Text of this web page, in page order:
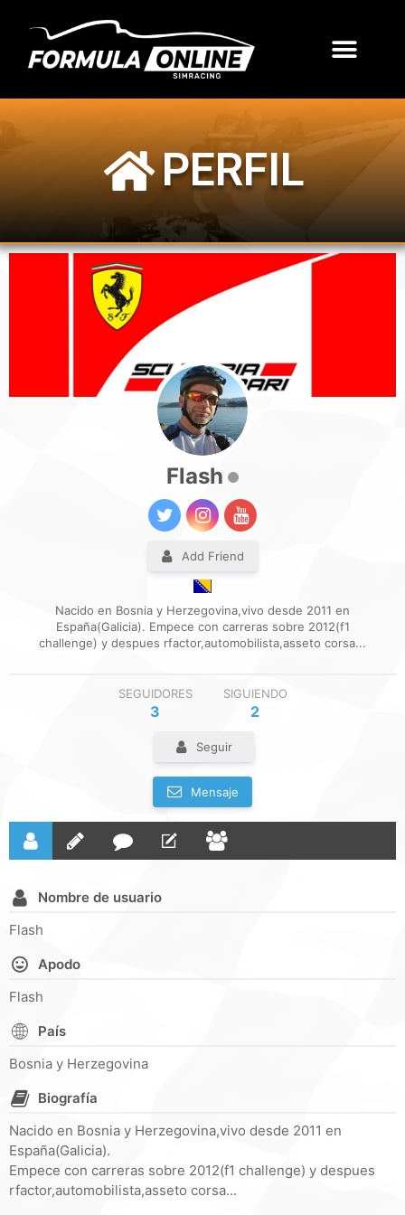
PERFIL
Flash
Add Friend
Nacido en Bosnia y Herzegovina,vivo desde 2011 en
España(Galicia). Empece con carreras sobre 2012(f1
challenge) y despues rfactor,automobilista,asseto corsa...
SEGUIDORES
3
SIGUIENDO
2
Seguir
Mensaje
Nombre de usuario
Flash
Apodo
Flash
País
Bosnia y Herzegovina
Biografía
Nacido en Bosnia y Herzegovina,vivo desde 2011 en
España(Galicia).
Empece con carreras sobre 2012(f1 challenge) y despues
rfactor,automobilista,asseto corsa...